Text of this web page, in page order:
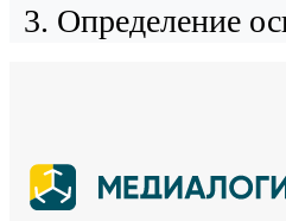
Определение